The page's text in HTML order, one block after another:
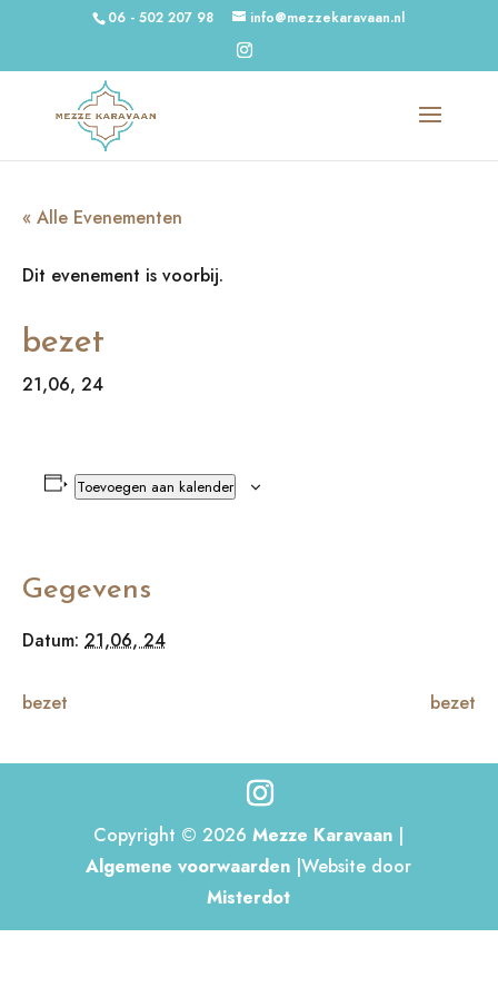
06 - 502 207 98 info@mezzekaravaan.nl
« Alle Evenementen
Dit evenement is voorbij.
bezet
21,06, 24
Toevoegen aan kalender
Gegevens
Datum: 21,06, 24
bezet bezet
Copyright © 2026Mezze Karavaan |
Algemene voorwaarden |Website door
Misterdot